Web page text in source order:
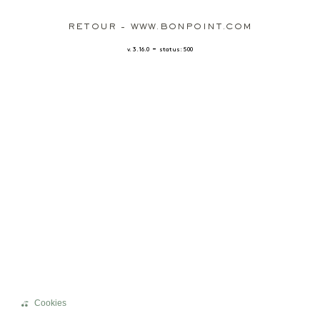
RETOUR - WWW.BONPOINT.COM
v. 3.16.0 - status: 500